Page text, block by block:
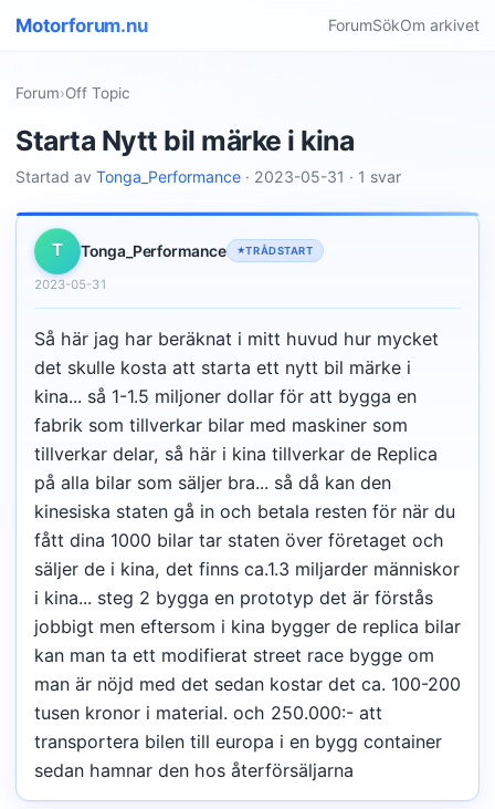
Motorforum.nu ForumSökOm arkivet
Forum›Off Topic
Starta Nytt bil märke i kina
Startad av Tonga_Performance · 2023-05-31 · 1 svar
T Tonga_Performance TRÅDSTART
2023-05-31
Så här jag har beräknat i mitt huvud hur mycket
det skulle kosta att starta ett nytt bil märke i
kina... så 1-1.5 miljoner dollar för att bygga en
fabrik som tillverkar bilar med maskiner som
tillverkar delar, så här i kina tillverkar de Replica
på alla bilar som säljer bra... så då kan den
kinesiska staten gå in och betala resten för när du
fått dina 1000 bilar tar staten över företaget och
säljer de i kina, det finns ca.1.3 miljarder människor
i kina... steg 2 bygga en prototyp det är förstås
jobbigt men eftersom i kina bygger de replica bilar
kan man ta ett modifierat street race bygge om
man är nöjd med det sedan kostar det ca. 100-200
tusen kronor i material. och 250.000:- att
transportera bilen till europa i en bygg container
sedan hamnar den hos återförsäljarna